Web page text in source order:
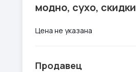
модно, сухо, скидки
Цена не указана
Продавец